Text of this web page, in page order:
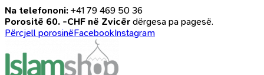
Na telefononi: +41 79 469 50 36
Porositë 60. -CHF në Zvicër dërgesa pa pagesë.
Përcjell porosinëFacebookInstagram